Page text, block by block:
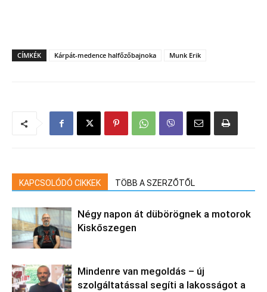
CÍMKÉK Kárpát-medence halfőzőbajnoka Munk Erik
KAPCSOLÓDÓ CIKKEK TÖBB A SZERZŐTŐL
Négy napon át dübörögnek a motorok
Kiskőszegen
Mindenre van megoldás – új
szolgáltatással segíti a lakosságot a